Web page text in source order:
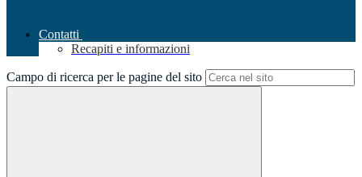
Contatti
Recapiti e informazioni
Campo di ricerca per le pagine del sito